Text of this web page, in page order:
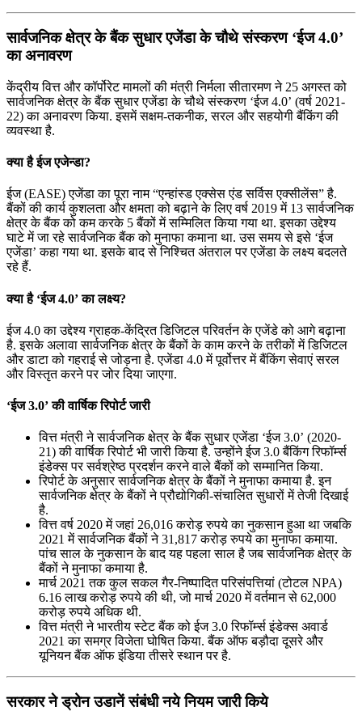
सार्वजनिक क्षेत्र के बैंक सुधार एजेंडा के चौथे संस्करण ‘ईज 4.0’
का अनावरण
केंद्रीय वित्त और कॉर्पोरेट मामलों की मंत्री निर्मला सीतारमण ने 25 अगस्त को
सार्वजनिक क्षेत्र के बैंक सुधार एजेंडा के चौथे संस्करण ‘ईज 4.0’ (वर्ष 2021-
22) का अनावरण किया. इसमें सक्षम-तकनीक, सरल और सहयोगी बैंकिंग की
व्यवस्था है.
क्या है ईज एजेन्डा?
ईज (EASE) एजेंडा का पूरा नाम “एन्हांस्ड एक्सेस एंड सर्विस एक्सीलेंस” है.
बैंकों की कार्य कुशलता और क्षमता को बढ़ाने के लिए वर्ष 2019 में 13 सार्वजनिक
क्षेत्र के बैंक को कम करके 5 बैंकों में सम्मिलित किया गया था. इसका उद्देश्य
घाटे में जा रहे सार्वजनिक बैंक को मुनाफा कमाना था. उस समय से इसे ‘ईज
एजेंडा’ कहा गया था. इसके बाद से निश्चित अंतराल पर एजेंडा के लक्ष्य बदलते
रहे हैं.
क्या है ‘ईज 4.0’ का लक्ष्य?
ईज 4.0 का उद्देश्य ग्राहक-केंद्रित डिजिटल परिवर्तन के एजेंडे को आगे बढ़ाना
है. इसके अलावा सार्वजनिक क्षेत्र के बैंकों के काम करने के तरीकों में डिजिटल
और डाटा को गहराई से जोड़ना है. एजेंडा 4.0 में पूर्वोत्तर में बैंकिंग सेवाएं सरल
और विस्तृत करने पर जोर दिया जाएगा.
‘ईज 3.0’ की वार्षिक रिपोर्ट जारी
वित्त मंत्री ने सार्वजनिक क्षेत्र के बैंक सुधार एजेंडा ‘ईज 3.0’ (2020-
21) की वार्षिक रिपोर्ट भी जारी किया है. उन्होंने ईज 3.0 बैंकिंग रिफॉर्म्स
इंडेक्स पर सर्वश्रेष्ठ प्रदर्शन करने वाले बैंकों को सम्मानित किया.
रिपोर्ट के अनुसार सार्वजनिक क्षेत्र के बैंकों ने मुनाफा कमाया है. इन
सार्वजनिक क्षेत्र के बैंकों ने प्रौद्योगिकी-संचालित सुधारों में तेजी दिखाई
है.
वित्त वर्ष 2020 में जहां 26,016 करोड़ रुपये का नुकसान हुआ था जबकि
2021 में सार्वजनिक बैंकों ने 31,817 करोड़ रुपये का मुनाफा कमाया.
पांच साल के नुकसान के बाद यह पहला साल है जब सार्वजनिक क्षेत्र के
बैंकों ने मुनाफा कमाया है.
मार्च 2021 तक कुल सकल गैर-निष्पादित परिसंपत्तियां (टोटल NPA)
6.16 लाख करोड़ रुपये की थी, जो मार्च 2020 में वर्तमान से 62,000
करोड़ रुपये अधिक थी.
वित्त मंत्री ने भारतीय स्टेट बैंक को ईज 3.0 रिफॉर्म्स इंडेक्स अवार्ड
2021 का समग्र विजेता घोषित किया. बैंक ऑफ बड़ौदा दूसरे और
यूनियन बैंक ऑफ इंडिया तीसरे स्थान पर है.
सरकार ने ड्रोन उडानें संबंधी नये नियम जारी किये